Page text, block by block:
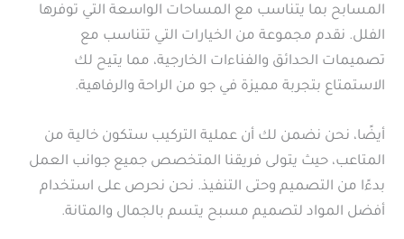
المسابح بما يتناسب مع المساحات الواسعة التي توفرها
الفلل. نقدم مجموعة من الخيارات التي تتناسب مع
تصميمات الحدائق والفناءات الخارجية، مما يتيح لك
الاستمتاع بتجربة مميزة في جو من الراحة والرفاهية.
أيضًا، نحن نضمن لك أن عملية التركيب ستكون خالية من
المتاعب، حيث يتولى فريقنا المتخصص جميع جوانب العمل
بدءًا من التصميم وحتى التنفيذ. نحن نحرص على استخدام
أفضل المواد لتصميم مسبح يتسم بالجمال والمتانة.